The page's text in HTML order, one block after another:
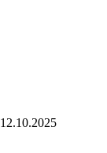
12.10.2025